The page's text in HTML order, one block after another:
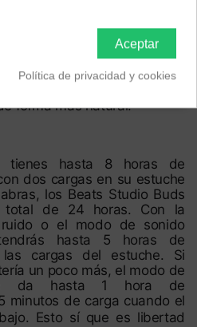
preciso que se adapta
ambiental. Cuando
bastará con pulsar un
modo de sonido ambiente.
mezclan los sonidos
forma más natural.
tienes hasta 8 horas de
dos cargas en su estuche
los Beats Studio Buds
total de 24 horas. Con la
o el modo de sonido
hasta 5 horas de
cargas del estuche. Si
un poco más, el modo de
da hasta 1 hora de
minutos de carga cuando el
Esto sí que es libertad
Aceptar
Política de privacidad y cookies